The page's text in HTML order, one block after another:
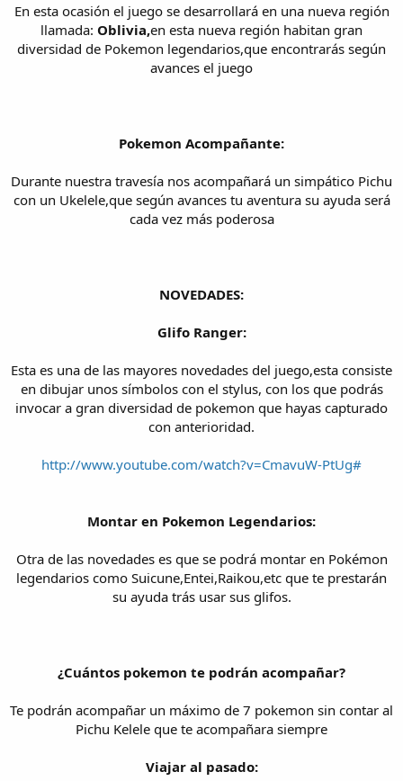
En esta ocasión el juego se desarrollará en una nueva región
llamada: Oblivia,en esta nueva región habitan gran
diversidad de Pokemon legendarios,que encontrarás según
avances el juego
Pokemon Acompañante:
Durante nuestra travesía nos acompañará un simpático Pichu
con un Ukelele,que según avances tu aventura su ayuda será
cada vez más poderosa
NOVEDADES:
Glifo Ranger:
Esta es una de las mayores novedades del juego,esta consiste
en dibujar unos símbolos con el stylus, con los que podrás
invocar a gran diversidad de pokemon que hayas capturado
con anterioridad.
http://www.youtube.com/watch?v=CmavuW-PtUg#
Montar en Pokemon Legendarios:
Otra de las novedades es que se podrá montar en Pokémon
legendarios como Suicune,Entei,Raikou,etc que te prestarán
su ayuda trás usar sus glifos.
¿Cuántos pokemon te podrán acompañar?
Te podrán acompañar un máximo de 7 pokemon sin contar al
Pichu Kelele que te acompañara siempre
Viajar al pasado: